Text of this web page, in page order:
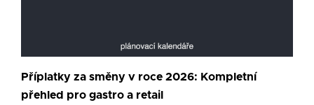
Příplatky za směny v roce 2026: Kompletní
přehled pro gastro a retail